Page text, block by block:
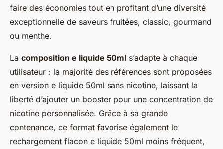
faire des économies tout en profitant d’une diversité
exceptionnelle de saveurs fruitées, classic, gourmand
ou menthe.
La composition e liquide 50ml s’adapte à chaque
utilisateur : la majorité des références sont proposées
en version e liquide 50ml sans nicotine, laissant la
liberté d’ajouter un booster pour une concentration de
nicotine personnalisée. Grâce à sa grande
contenance, ce format favorise également le
rechargement flacon e liquide 50ml moins fréquent,